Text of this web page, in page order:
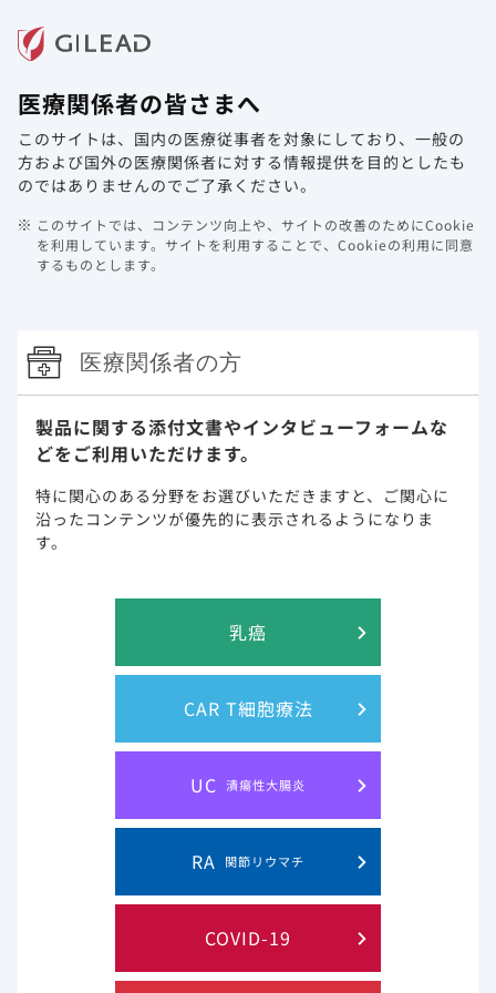
ホーム 製品情報
システムメンテナンスのお知らせ
2022年9月12日 その他
平素は当サイトをご利用いただき、誠にありがとうございま
す。
みなさまにはご不便おかけいたしますが、何卒ご理解いただ
きますようお願い申し上げます。
メンテナンス日時：
2022年9月12日(月) 21:00 ～ 9月13日(火) 9:00 予定
※作業進捗により、前後する場合がございます。ご了承くだ
さいませ。
※メンテナンス時間帯は、ページが正しく表示されない場合
がございます。
代わるものではございません。
医療関係者の皆さまへ
このサイトは、国内の医療従事者を対象にしており、 一般の
方および国外の医療関係者に対する情報提供を目的としたも
のではありませんのでご了承ください。
このサイトでは、コンテンツ向上や、サイトの改善のためにCookie
を利用しています。 サイトを利用することで、Cookieの利用に同意
するものとします。
医療関係者の方
製品に関する添付文書やインタビューフォームな
どをご利用いただけます。
特に関心のある分野をお選びいただきますと、 ご関心に
沿ったコンテンツが優先的に表示されるようになりま
す。
乳癌
CAR T細胞療法
UC 潰瘍性大腸炎
RA 関節リウマチ
COVID-19